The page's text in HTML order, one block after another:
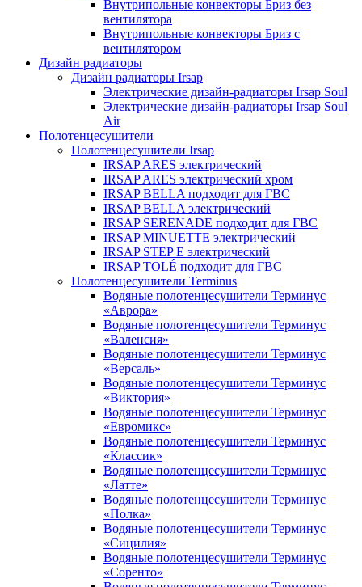
Внутрипольные конвекторы Бриз без
вентилятора
Внутрипольные конвекторы Бриз с
вентилятором
Дизайн радиаторы
Дизайн радиаторы Irsap
Электрические дизайн-радиаторы Irsap Soul
Электрические дизайн-радиаторы Irsap Soul
Air
Полотенцесушители
Полотенцесушители Irsap
IRSAP ARES электрический
IRSAP ARES электрический хром
IRSAP BELLA подходит для ГВС
IRSAP BELLA электрический
IRSAP SERENADE подходит для ГВС
IRSAP MINUETTE электрический
IRSAP STEP E электрический
IRSAP TOLÉ подходит для ГВС
Полотенцесушители Terminus
Водяные полотенцесушители Терминус
«Аврора»
Водяные полотенцесушители Терминус
«Валенсия»
Водяные полотенцесушители Терминус
«Версаль»
Водяные полотенцесушители Терминус
«Виктория»
Водяные полотенцесушители Терминус
«Евромикс»
Водяные полотенцесушители Терминус
«Классик»
Водяные полотенцесушители Терминус
«Латте»
Водяные полотенцесушители Терминус
«Полка»
Водяные полотенцесушители Терминус
«Сицилия»
Водяные полотенцесушители Терминус
«Соренто»